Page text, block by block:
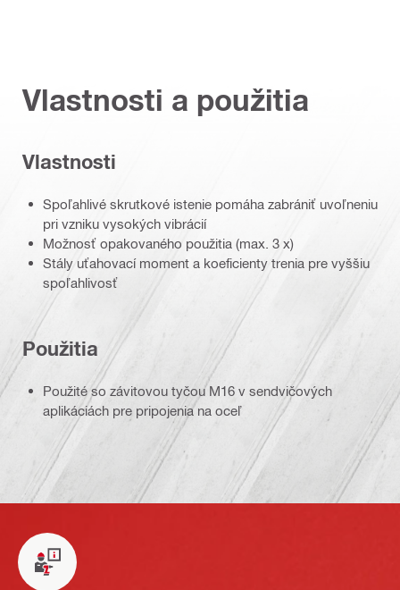
Vlastnosti a použitia
Vlastnosti
Spoľahlivé skrutkové istenie pomáha zabrániť uvoľneniu
pri vzniku vysokých vibrácií
Možnosť opakovaného použitia (max. 3 x)
Stály uťahovací moment a koeficienty trenia pre vyššiu
spoľahlivosť
Použitia
Použité so závitovou tyčou M16 v sendvičových
aplikáciách pre pripojenia na oceľ